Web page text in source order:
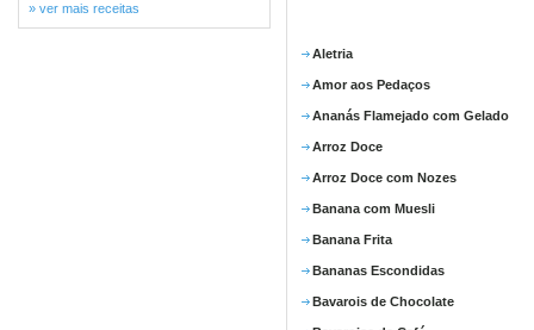
» ver mais receitas
Aletria
Amor aos Pedaços
Ananás Flamejado com Gelado
Arroz Doce
Arroz Doce com Nozes
Banana com Muesli
Banana Frita
Bananas Escondidas
Bavarois de Chocolate